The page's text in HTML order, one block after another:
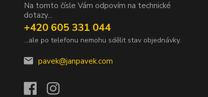
Na tomto čísle Vám odpovím na technické
dotazy...
+420 605 331 044
...ale po telefonu nemohu sdělit stav objednávky.
pavek@janpavek.com